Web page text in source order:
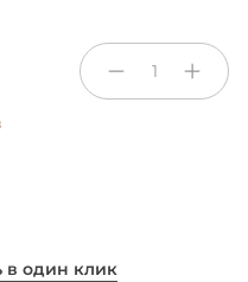
1
в один клик